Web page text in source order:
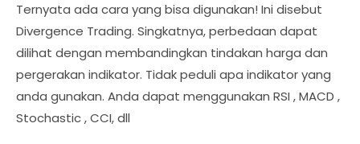
Ternyata ada cara yang bisa digunakan! Ini disebut
Divergence Trading. Singkatnya, perbedaan dapat
dilihat dengan membandingkan tindakan harga dan
pergerakan indikator. Tidak peduli apa indikator yang
anda gunakan. Anda dapat menggunakan RSI , MACD ,
Stochastic , CCI, dll